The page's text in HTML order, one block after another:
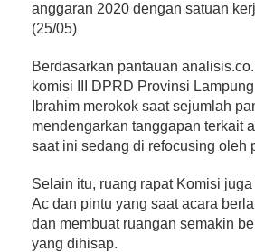
anggaran 2020 dengan satuan
(25/05)
Berdasarkan pantauan
komisi III DPRD Provinsi
Ibrahim merokok saat sejumlah
mendengarkan tanggapan terkait
saat ini sedang di refocusing oleh
Selain itu, ruang rapat Komisi
Ac dan pintu yang saat acara
dan membuat ruangan semakin
yang dihisap.